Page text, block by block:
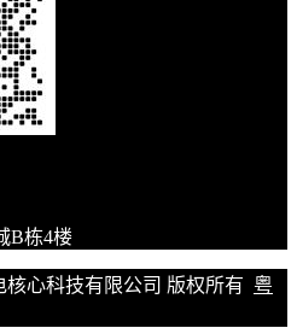
B栋4楼
核心科技有限公司 版权所有 粤